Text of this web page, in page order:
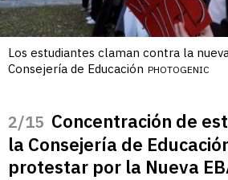
Los estudiantes claman contra la
Consejería de Educación PHOTOGENIC
/15 Concentración de
la Consejería de
protestar por la Nueva